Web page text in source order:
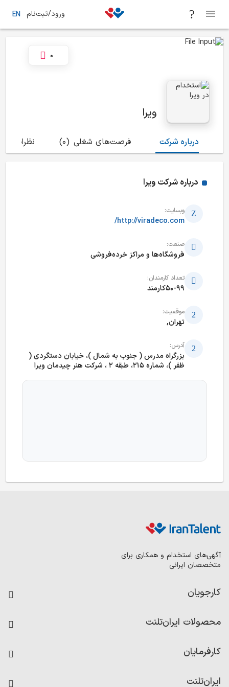
ورود/ثبت‌نام EN
ویرا
0
درباره شرکت (0) فرصت‌های شغلی نظرات
درباره شرکت ویرا
وبسایت:
http://viradeco.com/
صنعت:
فروشگاه‌ها و مراکز خرده‌فروشی
تعداد کارمندان:
50-99کارمند
موقعیت:
تهران,
آدرس:
بزرگراه مدرس ( جنوب به شمال )، خیابان دستگردی (
ظفر )، شماره 215، طبقه 2 ، شرکت هنر چیدمان ویرا
آگهی‌های استخدام و همکاری برای
متخصصان ایرانی
کارجویان
رزومه ساز
امتیاز شرکت‌ها
محصولات ایران‌تلنت
کاردیکس
کارفرمایان
ایران‌تلنت